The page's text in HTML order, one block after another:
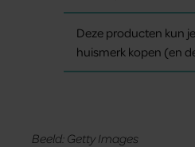
Deze producten kun
huismerk kopen (en
Beeld: Getty Images